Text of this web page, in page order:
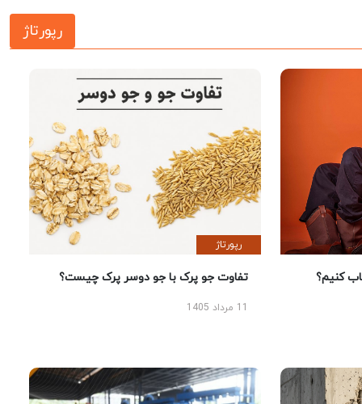
رپورتاژ
کنیم؟
رپورتاژ
تفاوت جو پرک با جو دوسر پرک چیست؟